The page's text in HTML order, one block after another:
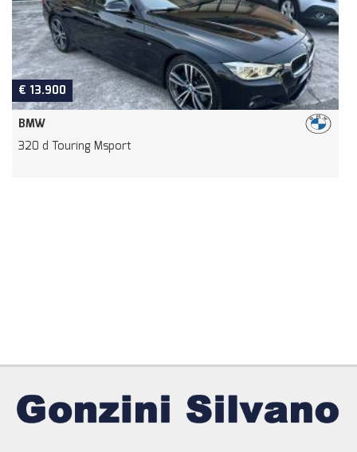
CONTATTI
€ 13.900
BMW
320 d Touring Msport